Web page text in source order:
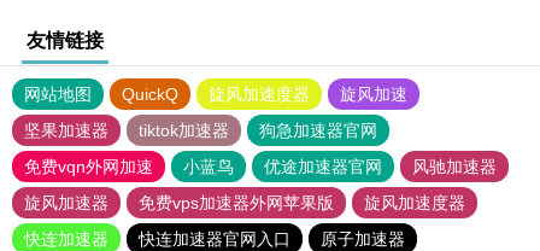
友情链接
网站地图 QuickQ 旋风加速度器
旋风加速
坚果加速器
tiktok加速器
狗急加速器官网
免费vqn外网加速
小蓝鸟 优途加速器官网
风驰加速器
旋风加速器
免费vps加速器外网苹果版
旋风加速度器
快连加速器
快连加速器官网入口
原子加速器